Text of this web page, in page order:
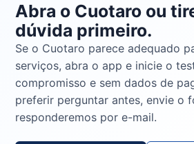
Abra o Cuotaro ou
dúvida primeiro.
Se o Cuotaro parece adequado
serviços, abra o app e inicie o
compromisso e sem dados de
preferir perguntar antes, envie o
responderemos por e-mail.